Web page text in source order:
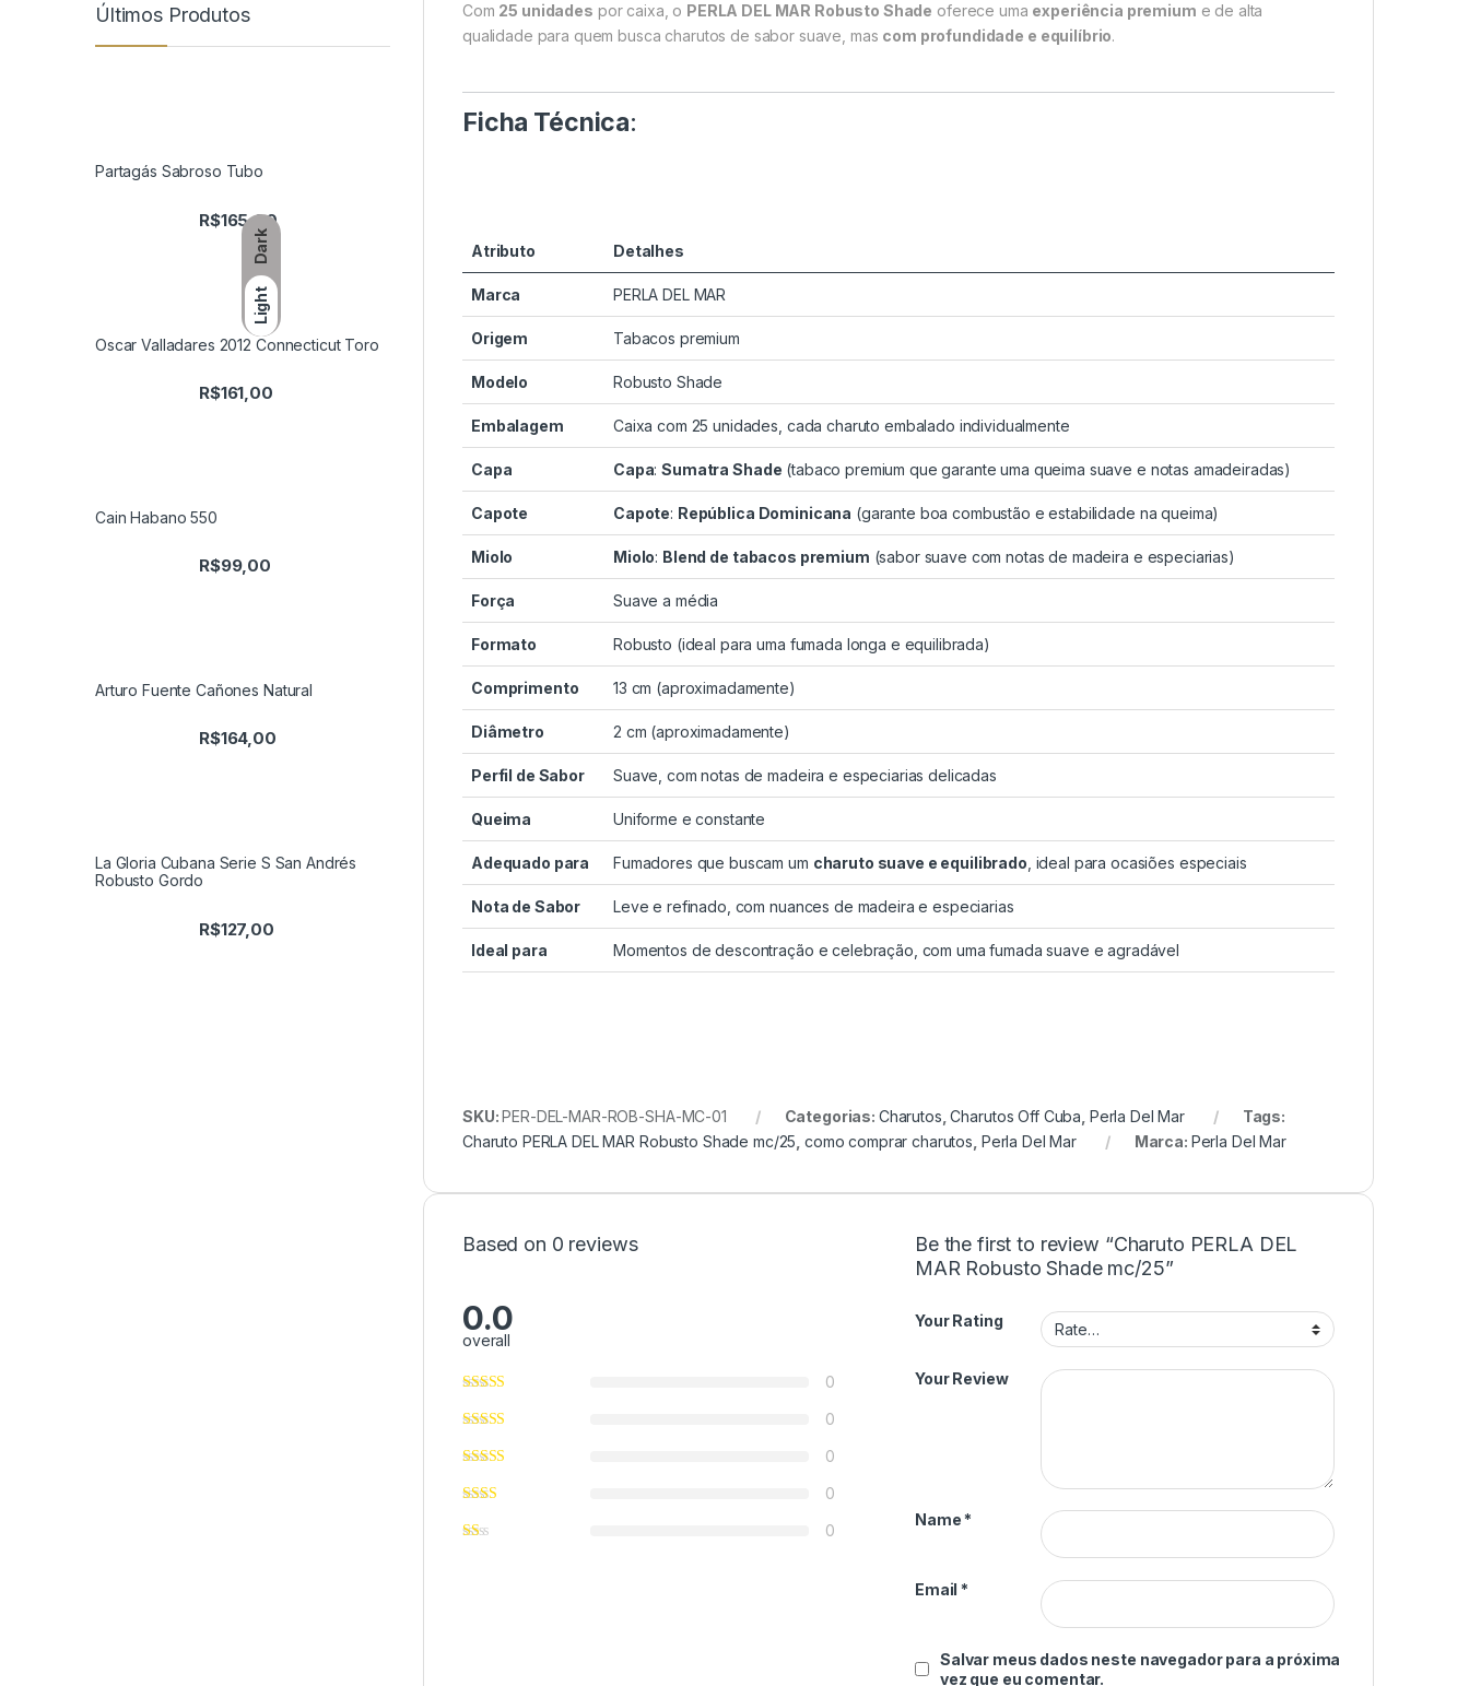
Dark
Light
Com 25 unidades por caixa, o PERLA DEL MAR Robusto Shade oferece uma experiência premium e de alta
qualidade para quem busca charutos de sabor suave, mas com profundidade e equilíbrio.
Ficha Técnica:
Atributo Detalhes
Marca PERLA DEL MAR
Origem Tabacos premium
Modelo Robusto Shade
Embalagem Caixa com 25 unidades, cada charuto embalado individualmente
Capa Capa:Sumatra Shade (tabaco premium que garante uma queima suave e notas amadeiradas)
Capote Capote: República Dominicana (garante boa combustão e estabilidade na queima)
Miolo Miolo: Blend de tabacos premium (sabor suave com notas de madeira e especiarias)
Força Suave a média
Formato Robusto (ideal para uma fumada longa e equilibrada)
Comprimento 13 cm (aproximadamente)
Diâmetro 2 cm (aproximadamente)
Perfil de Sabor Suave, com notas de madeira e especiarias delicadas
Queima Uniforme e constante
Adequado para Fumadores que buscam um charuto suave e equilibrado , ideal para ocasiões especiais
Nota de Sabor Leve e refinado, com nuances de madeira e especiarias
Ideal para Momentos de descontração e celebração, com uma fumada suave e agradável
SKU:PER-DEL-MAR-ROB-SHA-MC-01 Categorias: Charutos ,Charutos Off Cuba Perla Del Mar
Tags:
Charuto PERLA DEL MAR Robusto Shade mc/25 como comprar charutos Perla Del Mar Marca: Perla Del Mar
Based on 0 reviews
0.0
overall
0
0
0
0
0
Be the first to review “Charuto PERLA DEL
MAR Robusto Shade mc/25”
Your Rating
Your Review
Name *
Email *
Salvar meus dados neste navegador para a próxima
vez que eu comentar.
Últimos Produtos
Partagás Sabroso Tubo
R$165,00
Oscar Valladares 2012 Connecticut Toro
R$161,00
Cain Habano 550
R$99,00
Arturo Fuente Cañones Natural
R$164,00
La Gloria Cubana Serie S San Andrés
Robusto Gordo
R$127,00